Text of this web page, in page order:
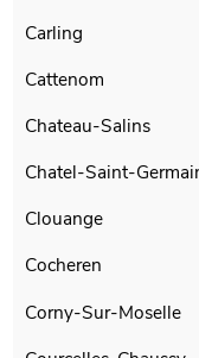
Carling
Cattenom
Chateau-Salins
Chatel-Saint-
Clouange
Cocheren
Corny-Sur-Moselle